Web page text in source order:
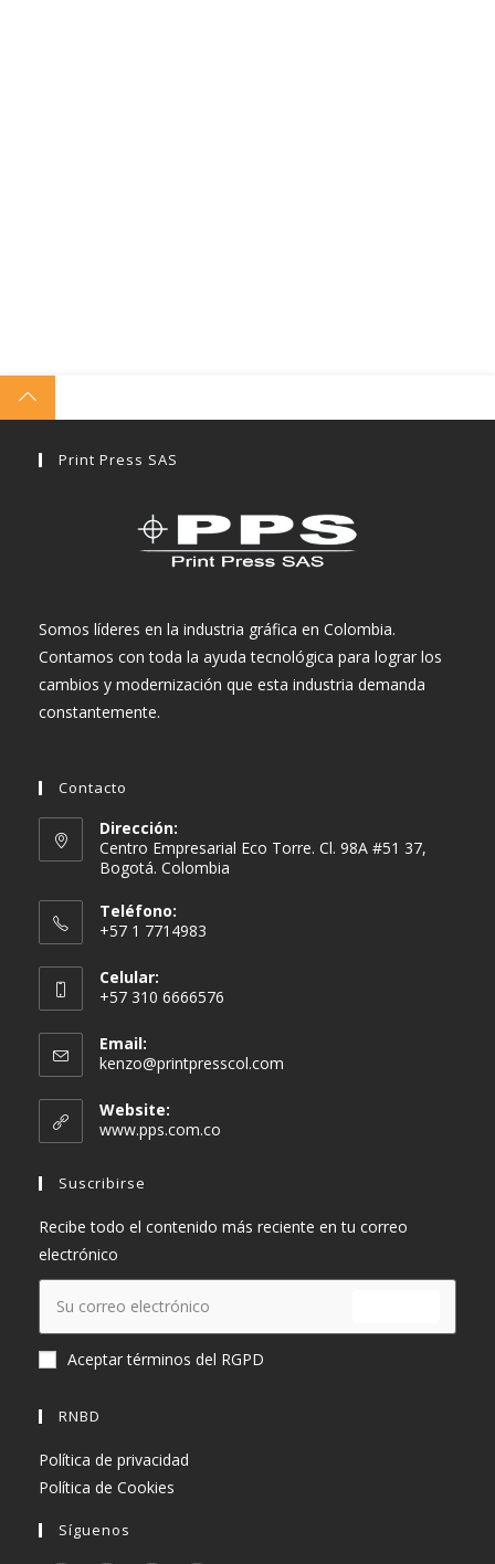
Print Press SAS
Somos líderes en la industria gráfica en Colombia.
Contamos con toda la ayuda tecnológica para lograr los
cambios y modernización que esta industria demanda
constantemente.
Contacto
Dirección:
Centro Empresarial Eco Torre. Cl. 98A #51 37,
Bogotá. Colombia
Teléfono:
+57 1 7714983
Celular:
+57 310 6666576
Email:
kenzo@printpresscol.com
Website:
www.pps.com.co
Suscribirse
Recibe todo el contenido más reciente en tu correo
electrónico
Aceptar términos del RGPD
RNBD
Política de privacidad
Política de Cookies
Síguenos